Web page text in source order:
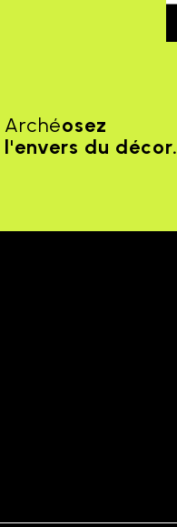
Archéosez
l'envers du décor.